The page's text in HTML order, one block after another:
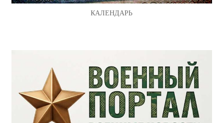
КАЛЕНДАРЬ